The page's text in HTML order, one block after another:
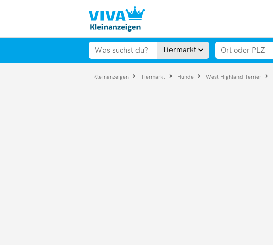
Tiermarkt
Kleinanzeigen Tiermarkt Hunde West Highland Terrier